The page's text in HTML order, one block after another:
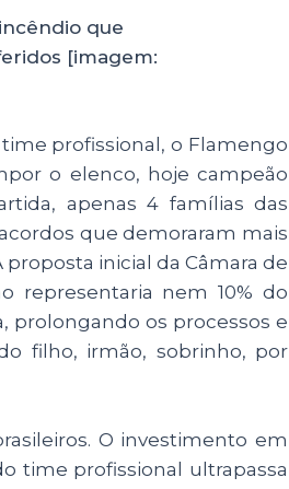
que
[imagem:
profissional, o Flamengo
o elenco, hoje campeão
apenas 4 famílias das
que demoraram mais
inicial da Câmara de
representaria nem 10% do
prolongando os processos e
filho, irmão, sobrinho, por
O investimento em
time profissional ultrapassa